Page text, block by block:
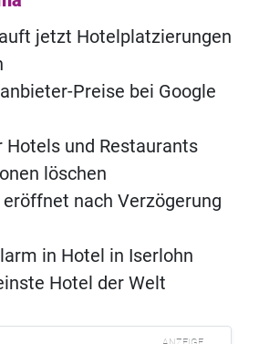
jetzt Hotelplatzierungen
Preise bei Google
Hotels und Restaurants
löschen
nach Verzögerung
in Hotel in Iserlohn
Hotel der Welt